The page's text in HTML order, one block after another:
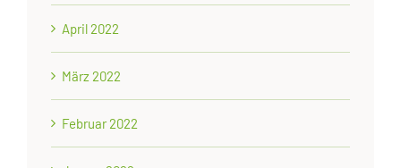
April 2022
März 2022
Februar 2022